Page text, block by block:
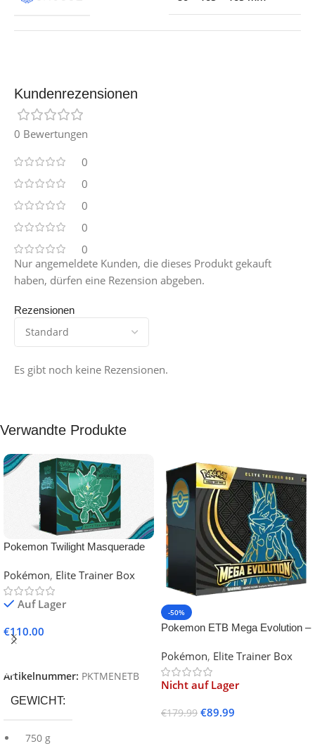
Kundenrezensionen
0 Bewertungen
0
0
0
0
0
Rezensionen
Es gibt noch keine Rezensionen.
Nur angemeldete Kunden, die dieses Produkt gekauft
haben, dürfen eine Rezension abgeben.
Verwandte Produkte
Pokemon Twilight Masquerade
Pokémon, Elite Trainer Box
Auf Lager
€110.00
Artikelnummer: PKTMENETB
GEWICHT
750 g
-50%
Pokemon ETB Mega Evolution –
Pokémon, Elite Trainer Box
Nicht auf Lager
€179.99 €89.99